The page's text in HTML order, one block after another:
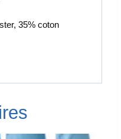
35% coton